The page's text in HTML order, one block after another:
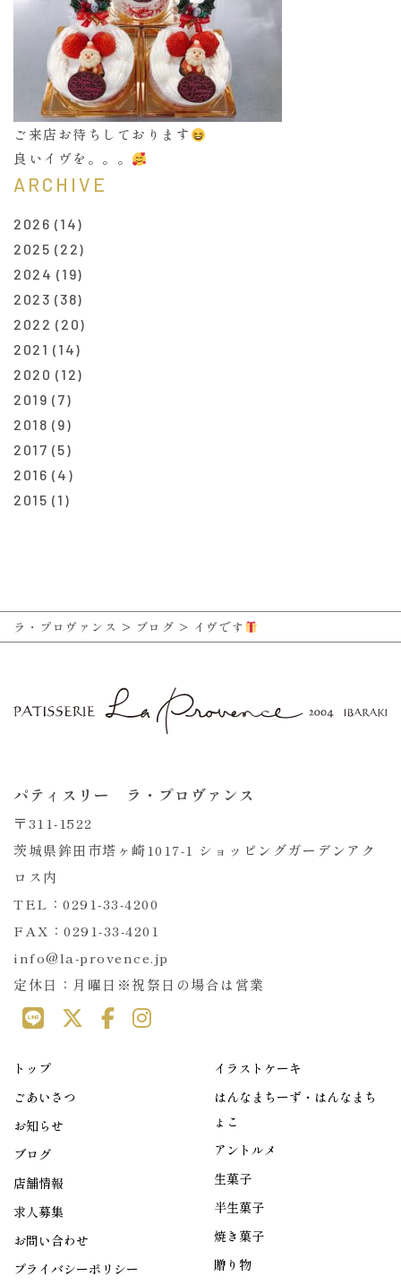
ご来店お待ちしております
良いイヴを。。。
ARCHIVE
2026 (14)
2025 (22)
2024 (19)
2023 (38)
2022 (20)
2021 (14)
2020 (12)
2019 (7)
2018 (9)
2017 (5)
2016 (4)
2015 (1)
ラ・プロヴァンス > ブログ > イヴです
パティスリー ラ・プロヴァンス
〒311-1522
茨城県鉾田市塔ヶ崎1017-1 ショッピングガーデンアク
ロス内
TEL：0291-33-4200
FAX：0291-33-4201
info@la-provence.jp
定休日：月曜日※祝祭日の場合は営業
トップ
ごあいさつ
お知らせ
ブログ
店舗情報
求人募集
お問い合わせ
プライバシーポリシー
イラストケーキ
はんなまちーず・はんなまち
ょこ
アントルメ
生菓子
半生菓子
焼き菓子
贈り物